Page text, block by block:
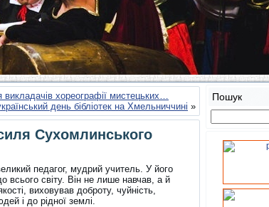
хореографії мистецьких…
день бібліотек на Хмельниччині »
Сухомлинського
педагог, мудрий учитель. У його
всього світу. Він не лише навчав, а й
виховував доброту, чуйність,
і до рідної землі.
Пошук